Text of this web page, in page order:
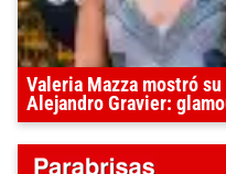
Valeria Mazza mostró
Alejandro Gravier: